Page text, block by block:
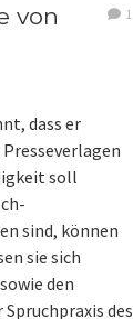
von
1
dass er
soll
sind, können
sie sich
den
des